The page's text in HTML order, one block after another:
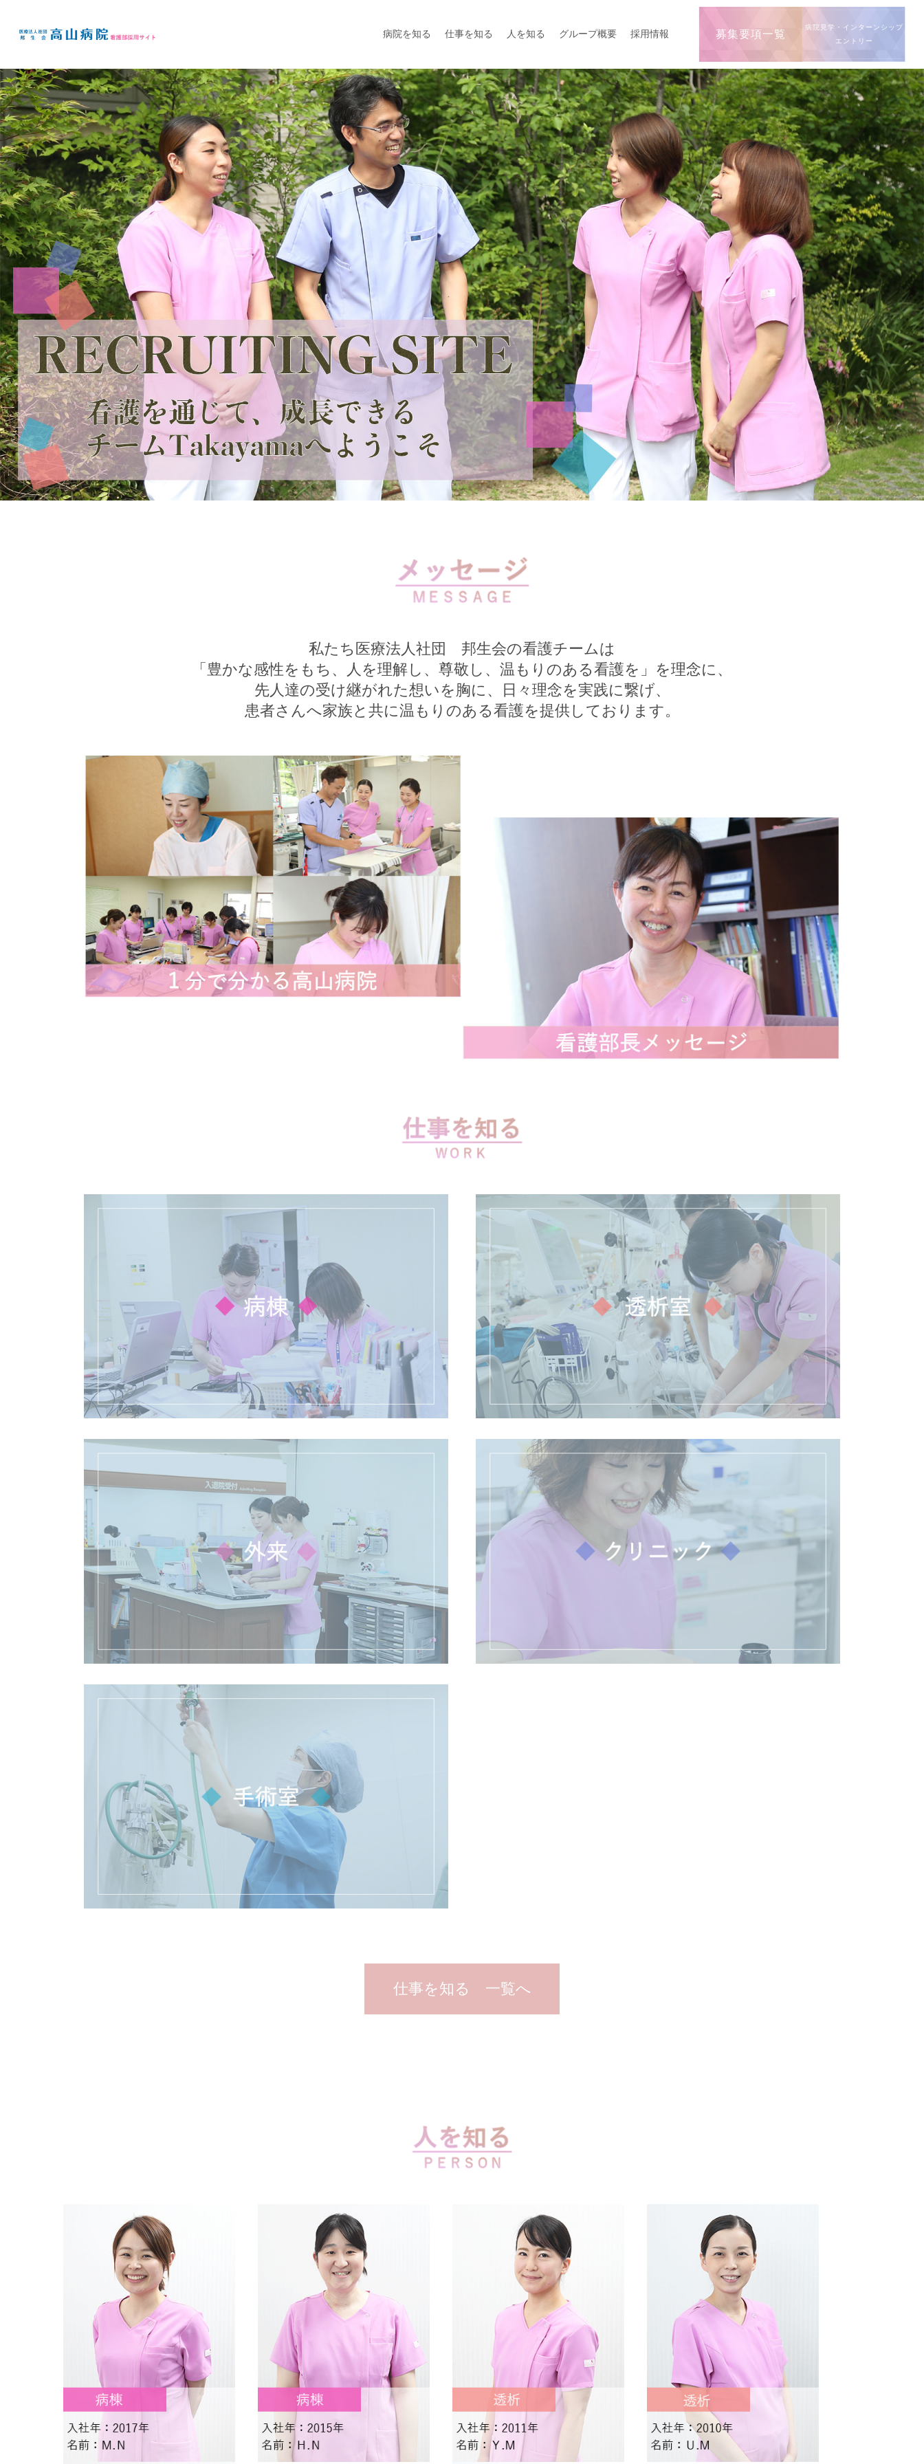
病院を知る 仕事を知る 人を知る グループ概要 採用情報 募集要項一覧
病院見学・インターンシップ
エントリー
私たち医療法人社団 邦生会の看護チームは
「豊かな感性をもち、人を理解し、尊敬し、温もりのある看護を」を理念に、
先人達の受け継がれた想いを胸に、日々理念を実践に繋げ、
患者さんへ家族と共に温もりのある看護を提供しております。
仕事を知る 一覧へ